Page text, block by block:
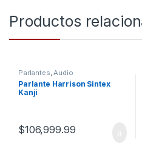
Productos
Parlantes,Audio
Parlante Harrison Sintex
Kanji
$106,999.99